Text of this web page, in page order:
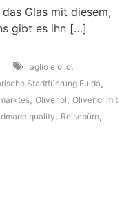
Glas mit diesem,
gibt es ihn […]
aglio e olio,
Stadtführung Fulda,
, Olivenöl, Olivenöl mit
quality, Reisebüro,